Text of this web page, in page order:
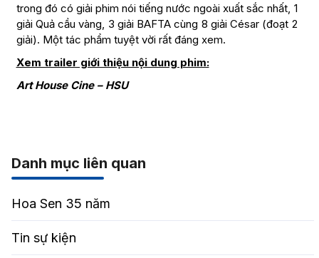
trong đó có giải phim nói tiếng nước ngoài xuất sắc nhất, 1
giải Quả cầu vàng, 3 giải BAFTA cùng 8 giải César (đoạt 2
giải). Một tác phẩm tuyệt vời rất đáng xem.
Xem trailer giới thiệu nội dung phim:
Art House Cine – HSU
Danh mục liên quan
Hoa Sen 35 năm
Tin sự kiện